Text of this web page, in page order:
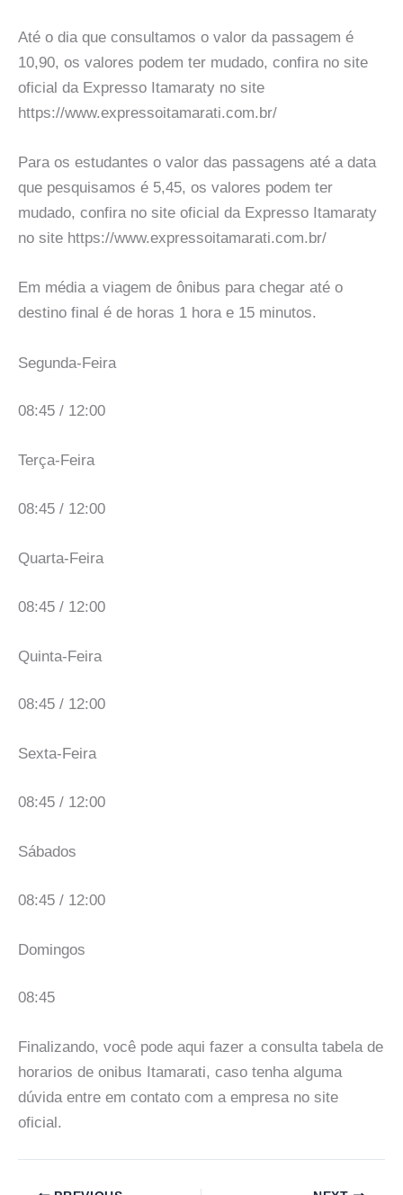
Até o dia que consultamos o valor da passagem é
10,90, os valores podem ter mudado, confira no site
oficial da Expresso Itamaraty no site
https://www.expressoitamarati.com.br/
Para os estudantes o valor das passagens até a data
que pesquisamos é 5,45, os valores podem ter
mudado, confira no site oficial da Expresso Itamaraty
no site https://www.expressoitamarati.com.br/
Em média a viagem de ônibus para chegar até o
destino final é de horas 1 hora e 15 minutos.
Segunda-Feira
08:45 / 12:00
Terça-Feira
08:45 / 12:00
Quarta-Feira
08:45 / 12:00
Quinta-Feira
08:45 / 12:00
Sexta-Feira
08:45 / 12:00
Sábados
08:45 / 12:00
Domingos
08:45
Finalizando, você pode aqui fazer a consulta tabela de
horarios de onibus Itamarati, caso tenha alguma
dúvida entre em contato com a empresa no site
oficial.